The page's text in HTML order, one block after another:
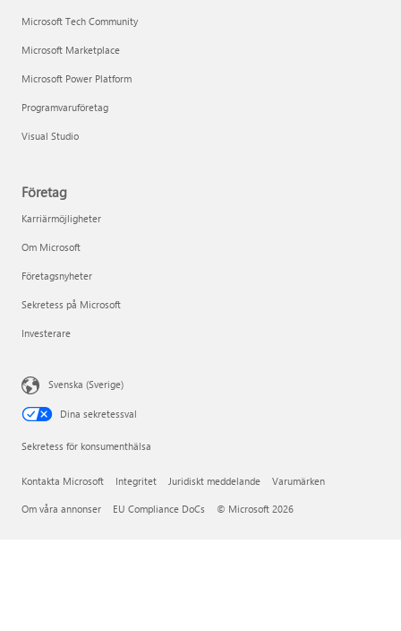
Microsoft Tech Community
Microsoft Marketplace
Microsoft Power Platform
Programvaruföretag
Visual Studio
Företag
Karriärmöjligheter
Om Microsoft
Företagsnyheter
Sekretess på Microsoft
Investerare
Svenska (Sverige)
Dina sekretessval
Sekretess för konsumenthälsa
Kontakta Microsoft Integritet Juridiskt meddelande Varumärken
Om våra annonser EU Compliance DoCs © Microsoft 2026